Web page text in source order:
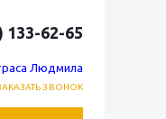
133-62-65
Людмила
ЗВОНОК